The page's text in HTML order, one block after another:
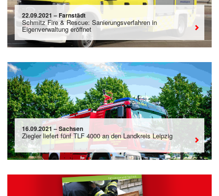
22.09.2021 – Farnstädt
Schmitz Fire & Rescue: Sanierungsverfahren in
Eigenverwaltung eröffnet
16.09.2021 – Sachsen
Ziegler liefert fünf TLF 4000 an den Landkreis Leipzig